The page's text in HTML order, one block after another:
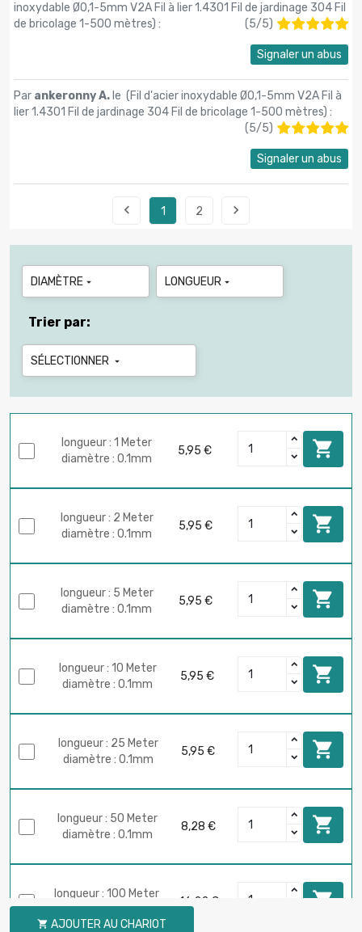
inoxydable Ø0,1-5mm V2A Fil à lier 1.4301 Fil de jardinage 304 Fil
de bricolage 1-500 mètres) : (5/5)
Signaler un abus
Par ankeronny A.le (Fil d'acier inoxydable Ø0,1-5mm V2A Fil à
lier 1.4301 Fil de jardinage 304 Fil de bricolage 1-500 mètres) :
(5/5)
Signaler un abus
 1 2 
DIAMÈTRE  LONGUEUR 
Trier par:
SÉLECTIONNER 
longueur : 1 Meter
diamètre : 0.1mm
5,95 € 
longueur : 2 Meter
diamètre : 0.1mm
5,95 € 
longueur : 5 Meter
diamètre : 0.1mm
5,95 € 
longueur : 10 Meter
diamètre : 0.1mm
5,95 € 
longueur : 25 Meter
diamètre : 0.1mm
5,95 € 
longueur : 50 Meter
diamètre : 0.1mm
8,28 € 
longueur : 100 Meter
diamètre : 0.1mm
16,22 € 
 AJOUTER AU CHARIOT